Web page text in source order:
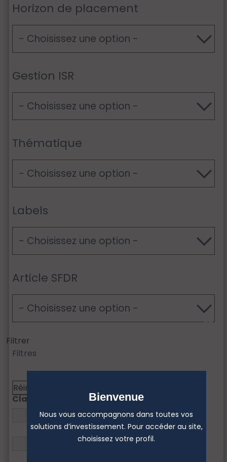
Horizon de placement
Gestion ISR
Thématique
Labels
Article SFDR
Filtrer
Filtres
Classe d’actifs
Actions
Bienvenue
Nous vous accompagnons dans toutes vos
solutions d’investissement. Pour accéder au site,
choisissez votre profil.